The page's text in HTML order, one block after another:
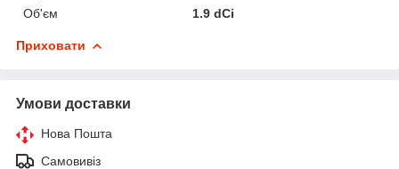
Об'єм
1.9 dCi
Приховати
Умови доставки
Нова Пошта
Самовивіз